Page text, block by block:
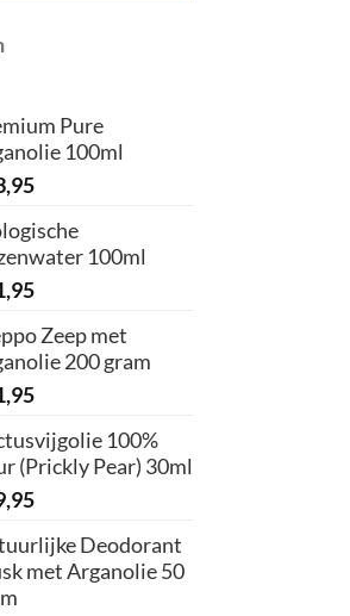
Pure
100ml
100ml
Zeep met
200 gram
100%
(Prickly Pear) 30ml
Deodorant
met Arganolie 50